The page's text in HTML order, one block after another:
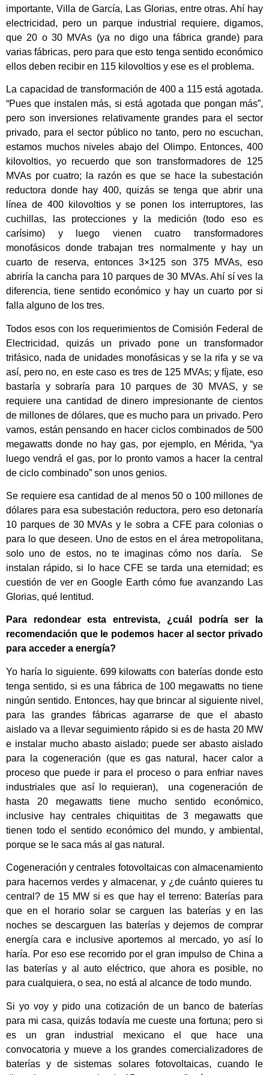
importante, Villa de García, Las Glorias, entre otras. Ahí hay
electricidad, pero un parque industrial requiere, digamos,
que 20 o 30 MVAs (ya no digo una fábrica grande) para
varias fábricas, pero para que esto tenga sentido económico
ellos deben recibir en 115 kilovoltios y ese es el problema.
La capacidad de transformación de 400 a 115 está agotada.
“Pues que instalen más, si está agotada que pongan más”,
pero son inversiones relativamente grandes para el sector
privado, para el sector público no tanto, pero no escuchan,
estamos muchos niveles abajo del Olimpo. Entonces, 400
kilovoltios, yo recuerdo que son transformadores de 125
MVAs por cuatro; la razón es que se hace la subestación
reductora donde hay 400, quizás se tenga que abrir una
línea de 400 kilovoltios y se ponen los interruptores, las
cuchillas, las protecciones y la medición (todo eso es
carísimo) y luego vienen cuatro transformadores
monofásicos donde trabajan tres normalmente y hay un
cuarto de reserva, entonces 3×125 son 375 MVAs, eso
abriría la cancha para 10 parques de 30 MVAs. Ahí sí ves la
diferencia, tiene sentido económico y hay un cuarto por si
falla alguno de los tres.
Todos esos con los requerimientos de Comisión Federal de
Electricidad, quizás un privado pone un transformador
trifásico, nada de unidades monofásicas y se la rifa y se va
así, pero no, en este caso es tres de 125 MVAs; y fíjate, eso
bastaría y sobraría para 10 parques de 30 MVAS, y se
requiere una cantidad de dinero impresionante de cientos
de millones de dólares, que es mucho para un privado. Pero
vamos, están pensando en hacer ciclos combinados de 500
megawatts donde no hay gas, por ejemplo, en Mérida, “ya
luego vendrá el gas, por lo pronto vamos a hacer la central
de ciclo combinado” son unos genios.
Se requiere esa cantidad de al menos 50 o 100 millones de
dólares para esa subestación reductora, pero eso detonaría
10 parques de 30 MVAs y le sobra a CFE para colonias o
para lo que deseen. Uno de estos en el área metropolitana,
solo uno de estos, no te imaginas cómo nos daría. Se
instalan rápido, si lo hace CFE se tarda una eternidad; es
cuestión de ver en Google Earth cómo fue avanzando Las
Glorias, qué lentitud.
Para redondear esta entrevista, ¿cuál podría ser la
recomendación que le podemos hacer al sector privado
para acceder a energía?
Yo haría lo siguiente. 699 kilowatts con baterías donde esto
tenga sentido, si es una fábrica de 100 megawatts no tiene
ningún sentido. Entonces, hay que brincar al siguiente nivel,
para las grandes fábricas agarrarse de que el abasto
aislado va a llevar seguimiento rápido si es de hasta 20 MW
e instalar mucho abasto aislado; puede ser abasto aislado
para la cogeneración (que es gas natural, hacer calor a
proceso que puede ir para el proceso o para enfriar naves
industriales que así lo requieran), una cogeneración de
hasta 20 megawatts tiene mucho sentido económico,
inclusive hay centrales chiquititas de 3 megawatts que
tienen todo el sentido económico del mundo, y ambiental,
porque se le saca más al gas natural.
Cogeneración y centrales fotovoltaicas con almacenamiento
para hacernos verdes y almacenar, y ¿de cuánto quieres tu
central? de 15 MW si es que hay el terreno: Baterías para
que en el horario solar se carguen las baterías y en las
noches se descarguen las baterías y dejemos de comprar
energía cara e inclusive aportemos al mercado, yo así lo
haría. Por eso ese recorrido por el gran impulso de China a
las baterías y al auto eléctrico, que ahora es posible, no
para cualquiera, o sea, no está al alcance de todo mundo.
Si yo voy y pido una cotización de un banco de baterías
para mi casa, quizás todavía me cueste una fortuna; pero si
es un gran industrial mexicano el que hace una
convocatoria y mueve a los grandes comercializadores de
baterías y de sistemas solares fotovoltaicas, cuando le